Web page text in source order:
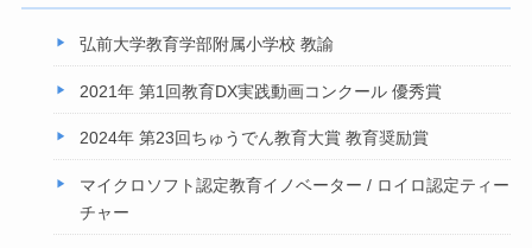
弘前大学教育学部附属小学校 教諭
2021年 第1回教育DX実践動画コンクール 優秀賞
2024年 第23回ちゅうでん教育大賞 教育奨励賞
マイクロソフト認定教育イノベーター / ロイロ認定ティー
チャー